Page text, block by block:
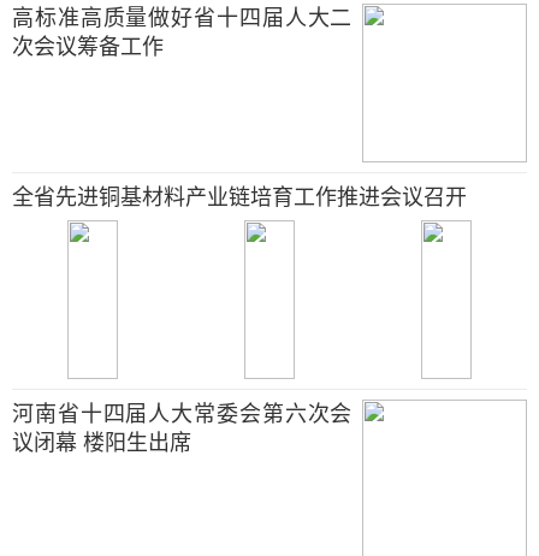
高标准高质量做好省十四届人大二
次会议筹备工作
全省先进铜基材料产业链培育工作推进会议召开
河南省十四届人大常委会第六次会
议闭幕 楼阳生出席